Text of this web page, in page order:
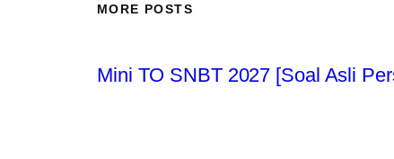
MORE POSTS
Mini TO SNBT 2027 [Soal Asli